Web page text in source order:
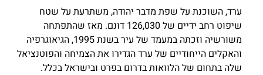
ערד, השוכנת על שפת מדבר יהודה, משתרעת על שטח
שיפוט רחב ידיים של 126,030 דונם. מאז שהתפתחה
משורשיה וזכתה במעמד של עיר בשנת 1995, הגיאוגרפיה
והאקלים הייחודיים של ערד הגדירו את הצמיחה והפוטנציאל
שלה בתחום שלהלוואות בדרום בפרט ובישראל בכלל.